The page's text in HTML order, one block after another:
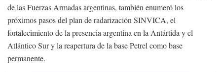
de las Fuerzas Armadas argentinas, también enumeró los
próximos pasos del plan de radarización SINVICA, el
fortalecimiento de la presencia argentina en la Antártida y el
Atlántico Sur y la reapertura de la base Petrel como base
permanente.